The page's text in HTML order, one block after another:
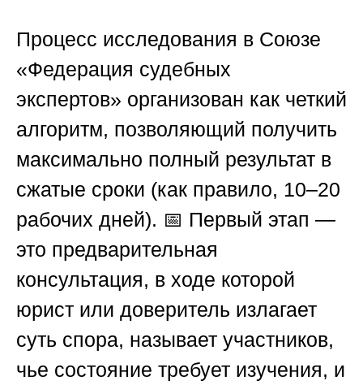
Процесс исследования в Союзе
«Федерация судебных
экспертов» организован как четкий
алгоритм, позволяющий получить
максимально полный результат в
сжатые сроки (как правило, 10–20
рабочих дней). 📅 Первый этап —
это предварительная
консультация, в ходе которой
юрист или доверитель излагает
суть спора, называет участников,
чье состояние требует изучения, и